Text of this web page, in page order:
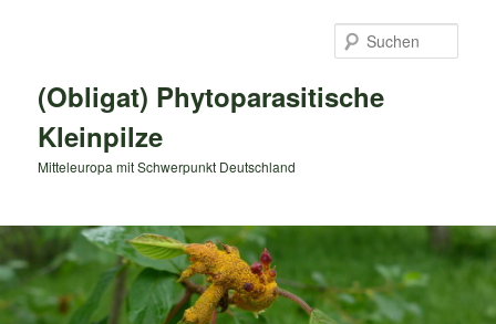
(Obligat) Phytoparasitische
Kleinpilze
Mitteleuropa mit Schwerpunkt Deutschland